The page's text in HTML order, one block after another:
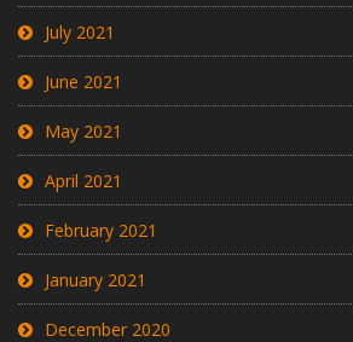
July 2021
June 2021
May 2021
April 2021
February 2021
January 2021
December 2020